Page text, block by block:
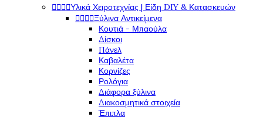
Υλικά Χειροτεχνίας | Είδη DIY & Κατασκευών
Ξύλινα Αντικείμενα
Κουτιά - Μπαούλα
Δίσκοι
Πάνελ
Καβαλέτα
Κορνίζες
Ρολόγια
Διάφορα ξύλινα
Διακοσμητικά στοιχεία
Έπιπλα